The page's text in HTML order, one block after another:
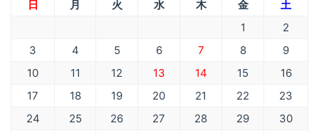
日 月 火 水 木 金
土
1
2
3
4 5 6 7 8
9
10
11 12 13 14 15
16
17
18 19 20 21 22
23
24
25 26 27 28 29
30